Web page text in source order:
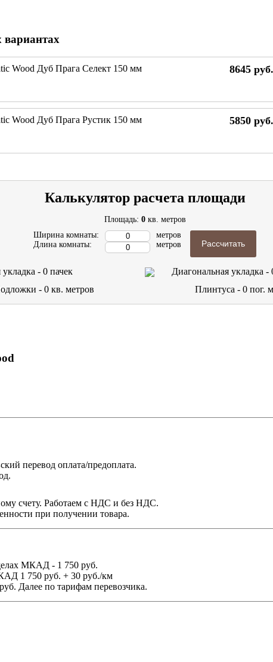
вариантах
Wood Дуб Прага Селект 150 мм
8645
Wood Дуб Прага Рустик 150 мм
5850
Калькулятор расчета площади
Площадь: 0 кв. метров
Ширина комнаты:
Длина комнаты:
метров
метров
Рассчитать
- 0 пачек Диагональная укладка -
-0кв. метров Плинтуса -0пог.
перевод оплата/предоплата.
счету. Работаем с НДС и без НДС.
при получении товара.
МКАД - 1 750 руб.
1 750 руб. + 30 руб./км
Далее по тарифам перевозчика.